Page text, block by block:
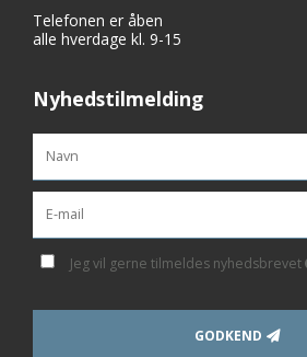
Telefonen er åben
alle hverdage kl. 9-15
Nyhedstilmelding
Jeg vil gerne tilmeldes nyhedsbrevet
GODKEND